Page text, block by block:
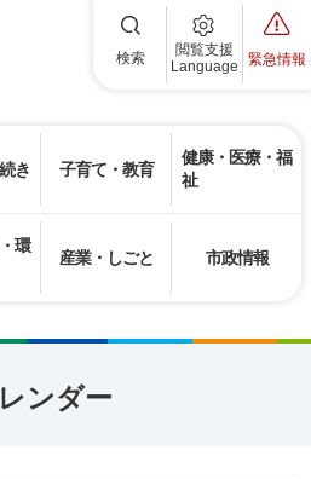
検索
閲覧支援
Language
緊急情報
き 子育て・教育
健康・医療・福
祉
環
産業・しごと 市政情報
ンダー